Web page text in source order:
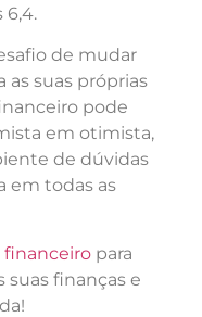
6,4.
de mudar
as suas próprias
pode
em otimista,
de dúvidas
em todas as
financeiro para
suas finanças e